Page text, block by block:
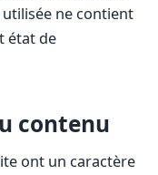
ne contient
état de
contenu
ont un caractère